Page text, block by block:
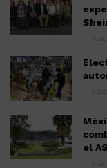
el